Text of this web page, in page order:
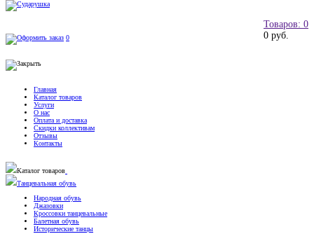
Товаров: 0
0 руб.
0
Главная
Каталог товаров
Услуги
О нас
Оплата и доставка
Скидки коллективам
Отзывы
Контакты
Каталог товаров
Танцевальная обувь
Народная обувь
Джазовки
Кроссовки танцевальные
Балетная обувь
Исторические танцы